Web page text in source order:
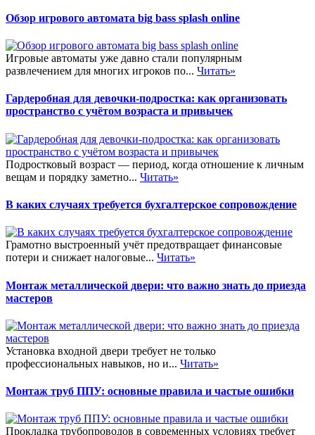
Обзор игрового автомата big bass splash online
Игровые автоматы уже давно стали популярным
развлечением для многих игроков по... Читать»
Гардеробная для девочки-подростка: как организовать
пространство с учётом возраста и привычек
Подростковый возраст — период, когда отношение к личным
вещам и порядку заметно... Читать»
В каких случаях требуется бухгалтерское сопровождение
Грамотно выстроенный учёт предотвращает финансовые
потери и снижает налоговые... Читать»
Монтаж металлической двери: что важно знать до приезда
мастеров
Установка входной двери требует не только
профессиональных навыков, но и... Читать»
Монтаж труб ППУ: основные правила и частые ошибки
Прокладка трубопроводов в современных условиях требует